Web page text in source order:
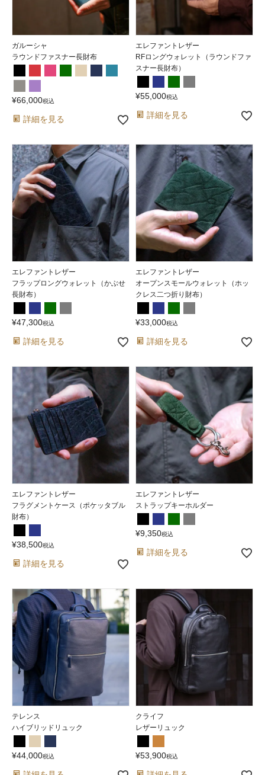
ガルーシャ
ラウンドファスナー長財布
¥66,000税込
詳細を見る
エレファントレザー
RFロングウォレット（ラウンドファ
スナー長財布）
¥55,000税込
詳細を見る
エレファントレザー
フラップロングウォレット（かぶせ
長財布）
¥47,300税込
詳細を見る
エレファントレザー
オープンスモールウォレット（ホッ
クレス二つ折り財布）
¥33,000税込
詳細を見る
エレファントレザー
フラグメントケース（ポケッタブル
財布）
¥38,500税込
詳細を見る
エレファントレザー
ストラップキーホルダー
¥9,350税込
詳細を見る
テレンス
ハイブリッドリュック
¥44,000税込
クライフ
レザーリュック
¥53,900税込